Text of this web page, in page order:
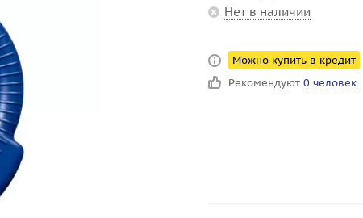
Нет в наличии
Можно купить в кредит
Рекомендуют 0 человек